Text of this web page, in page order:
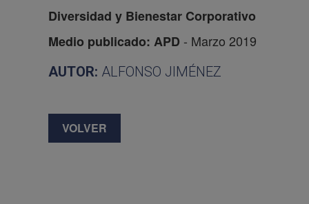
Diversidad y Bienestar Corporativo
Medio publicado: APD - Marzo 2019
AUTOR: ALFONSO JIMÉNEZ
VOLVER